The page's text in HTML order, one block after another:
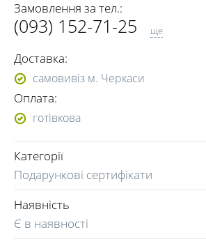
Замовлення за тел.:
(093) 152-71-25
ще
Доставка:
самовивіз м. Черкаси
Оплата:
готівкова
Категорії
Подарункові сертифікати
Наявність
Є в наявності